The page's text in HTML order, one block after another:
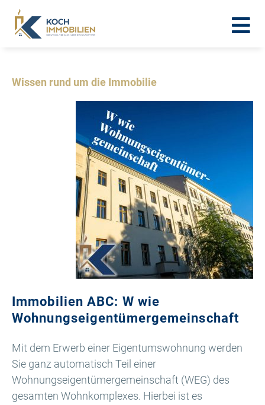
Wissen rund um die Immobilie
Immobilien ABC: W wie
Wohnungseigentümergemeinschaft
Mit dem Erwerb einer Eigentumswohnung werden
Sie ganz automatisch Teil einer
Wohnungseigentümergemeinschaft (WEG) des
gesamten Wohnkomplexes. Hierbei ist es